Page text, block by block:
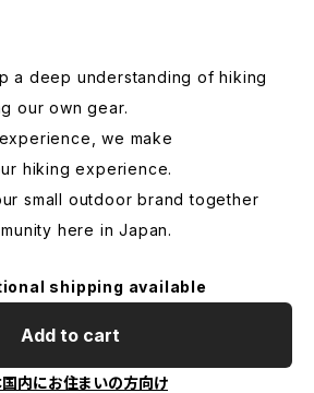
a deep understanding of hiking
our own gear.
we make
hiking experience.
small outdoor brand together
here in Japan.
shipping available
Add to cart
国内にお住まいの方向け